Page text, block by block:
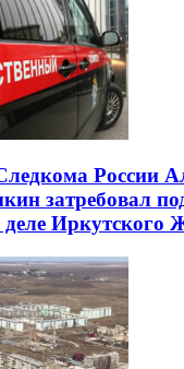
России
затребовал
деле